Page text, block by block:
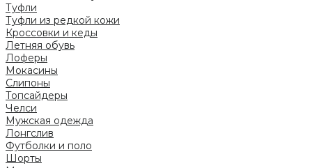
Туфли
Туфли из редкой кожи
Кроссовки и кеды
Летняя обувь
Лоферы
Мокасины
Слипоны
Топсайдеры
Челси
Мужская одежда
Лонгслив
Футболки и поло
Шорты